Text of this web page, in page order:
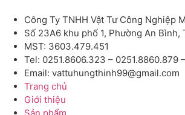
Công Ty TNHH Vật Tư Công Nghiệp
Số 23A6 khu phố 1, Phường An
MST: 3603.479.451
Tel: 0251.8606.323 – 0251.8860.879
Email: vattuhungthinh99@gmail.com
Trang chủ
Giới thiệu